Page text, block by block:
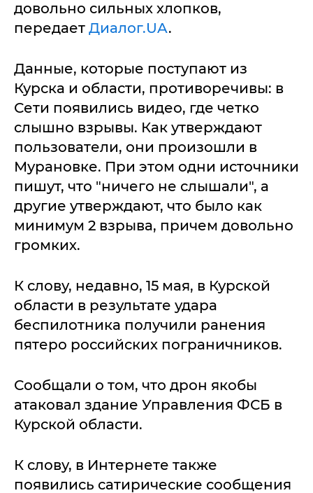
довольно сильных хлопков,
передает Диалог.UA.
Данные, которые поступают из
Курска и области, противоречивы: в
Сети появились видео, где четко
слышно взрывы. Как утверждают
пользователи, они произошли в
Мурановке. При этом одни источники
пишут, что "ничего не слышали", а
другие утверждают, что было как
минимум 2 взрыва, причем довольно
громких.
К слову, недавно, 15 мая, в Курской
области в результате удара
беспилотника получили ранения
пятеро российских пограничников.
Сообщали о том, что дрон якобы
атаковал здание Управления ФСБ в
Курской области.
К слову, в Интернете также
появились сатирические сообщения